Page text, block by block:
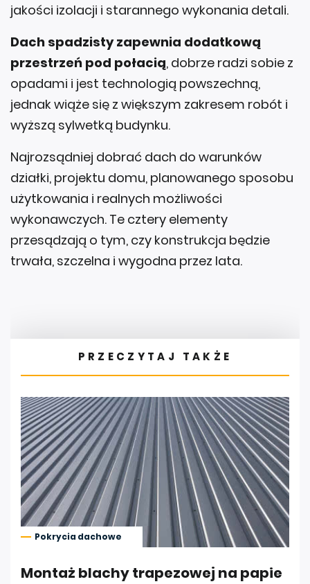
jakości izolacji i starannego wykonania detali.
Dach spadzisty zapewnia dodatkową
przestrzeń pod połacią, dobrze radzi sobie z
opadami i jest technologią powszechną,
jednak wiąże się z większym zakresem robót i
wyższą sylwetką budynku.
Najrozsądniej dobrać dach do warunków
działki, projektu domu, planowanego sposobu
użytkowania i realnych możliwości
wykonawczych. Te cztery elementy
przesądzają o tym, czy konstrukcja będzie
trwała, szczelna i wygodna przez lata.